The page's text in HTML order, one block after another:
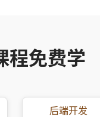
程免费学
后端开发